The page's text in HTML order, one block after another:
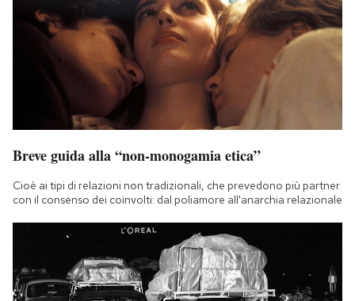
Breve guida alla “non-monogamia etica”
Cioè ai tipi di relazioni non tradizionali, che prevedono più partner
con il consenso dei coinvolti: dal poliamore all'anarchia relazionale